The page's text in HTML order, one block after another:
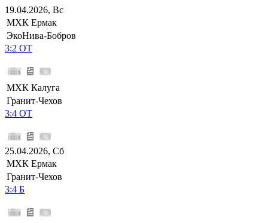
19.04.2026, Вс
МХК Ермак
ЭкоНива-Бобров
3:2 ОТ
МХК Калуга
Гранит-Чехов
3:4 ОТ
25.04.2026, Сб
МХК Ермак
Гранит-Чехов
3:4 Б